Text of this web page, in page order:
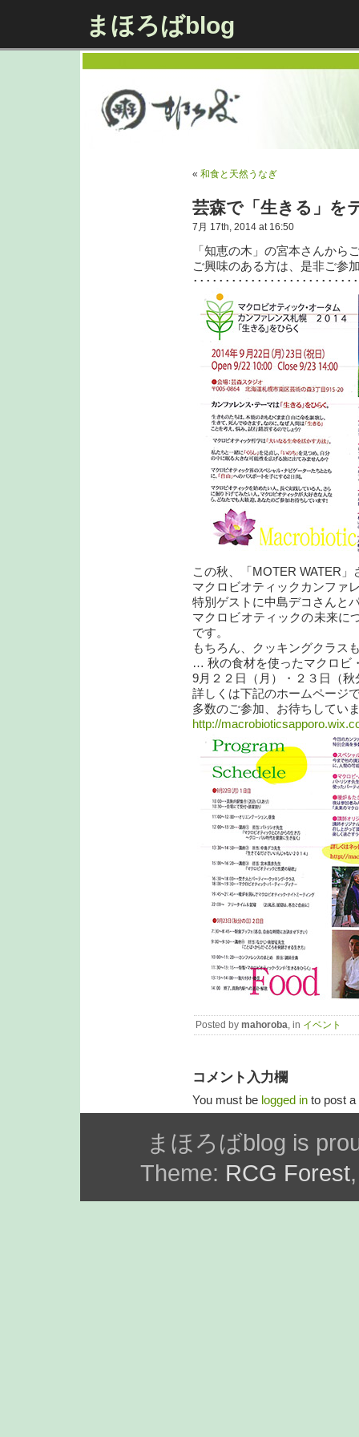
まほろばblog
« 和食と天然うなぎ
芸森で「生きる」を
7月 17th, 2014 at 16:50
「知恵の木」の宮本さんから
ご興味のある方は、是非ご参
････････････････････････
この秋、「MOTER WATER
マクロビオティックカンファ
特別ゲストに中島デコさんと
マクロビオティックの未来に
です。
もちろん、クッキングクラス
… 秋の食材を使ったマクロビ
9月２２日（月）・２３日（
詳しくは下記のホームページ
多数のご参加、お待ちしてい
http://
Posted by mahoroba, in イベント
コメント入力欄
You must be logged in to post
まほろばblog is
Theme: RCG Forest